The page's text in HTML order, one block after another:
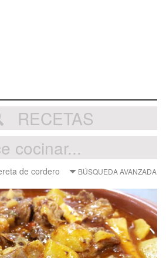
RECETAS
de cordero BÚSQUEDA AVANZADA